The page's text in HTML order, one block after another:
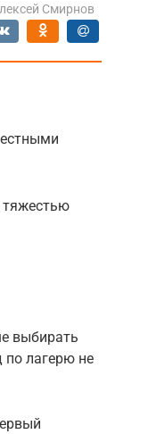
Смирнов
тяжестью
выбирать
лагерю не